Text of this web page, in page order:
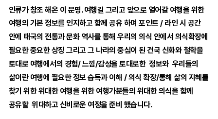
인류가 창조 해온 이 문명. 여행길 그리고 앞으로 열어갈 여행을 위한
여행의 기본 정보를 인지하고 함께 공유 하며 포인트 / 라인 시 공간
안에 태국의 전통과 문화 역사를 통해 우리의 의식 안에서 의식확장에
필요한 중요한 상징 그리고 그 나라의 중심이 된 건국 신화와 철학을
토대로 여행에서의 경험/느낌/감성을 토대로한 정보와 우리들의
삶이란 여행에 필요한정보 습득과 이해 / 의식 확장/통해 삶의 지혜를
찾기 위한 위대한 여행을 위한 여행가분들의 위대한 의식을 함께
공유할 위대하고 신비로운 여정을 준비 했습니다.